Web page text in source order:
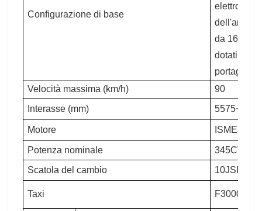
Configurazione di base
dell'aria
da 165 Ah
dotati di
Velocità massima (km/h)
90
Interasse (mm)
5575+1400
Motore ISME345
Potenza nominale
345CV
Scatola del cambio
10JSD180
Taxi F3000